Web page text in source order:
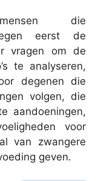
die
eerst de
vragen om de
te analyseren,
degenen die
volgen, die
aandoeningen,
voor
van zwangere
geven.